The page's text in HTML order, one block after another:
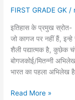
FIRST GRADE GK /
इतिहास के प्रमुख
जो कागज पर नहीं हैं, इन्हे
शैली पद्यात्मक है, कुछेक
बोगजकोई/मितन्नी
भारत का पहला अभिलेख
इतिहास
Read More »